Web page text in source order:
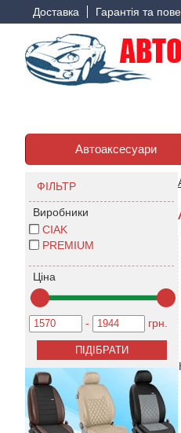
Доставка Гарантія та
Автоаксесуари
ФІЛЬТР
Виробники
CIAK
PREMIUM
Ціна
- грн.